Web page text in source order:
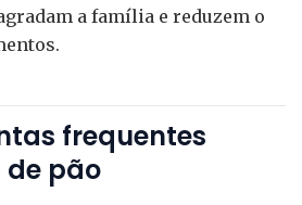
a família e reduzem o
frequentes
pão